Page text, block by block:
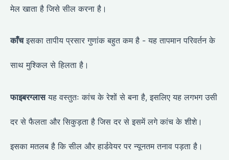
मेल खाता है जिसे सील करना है।
काँचइसका तापीय प्रसार गुणांक बहुत कम है - यह तापमान परिवर्तन के
साथ मुश्किल से हिलता है।
फाइबरग्लासयह वस्तुतः कांच के रेशों से बना है, इसलिए यह लगभग उसी
दर से फैलता और सिकुड़ता है जिस दर से इसमें लगे कांच के शीशे।
इसका मतलब है कि सील और हार्डवेयर पर न्यूनतम तनाव पड़ता है।